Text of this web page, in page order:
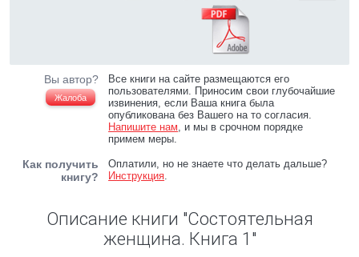
Вы автор?
Жалоба
Все книги на сайте размещаются его
пользователями. Приносим свои глубочайшие
извинения, если Ваша книга была
опубликована без Вашего на то согласия.
Напишите нам, и мы в срочном порядке
примем меры.
Как получить
книгу?
Оплатили, но не знаете что делать дальше?
Инструкция.
Описание книги "Состоятельная
женщина. Книга 1"